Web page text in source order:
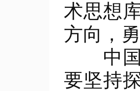
术思想
方向，
中国
要坚持